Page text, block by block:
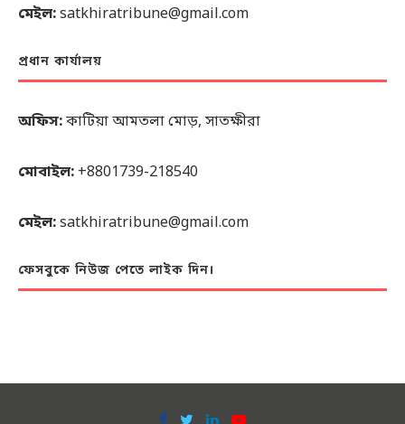
মেইল:satkhiratribune@gmail.com
প্রধান কার্যালয়
অফিস:কাটিয়া আমতলা মোড়, সাতক্ষীরা
মোবাইল: +8801739-218540
মেইল:satkhiratribune@gmail.com
ফেসবুকে নিউজ পেতে লাইক দিন।